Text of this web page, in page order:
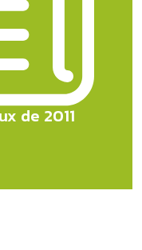
de 2011